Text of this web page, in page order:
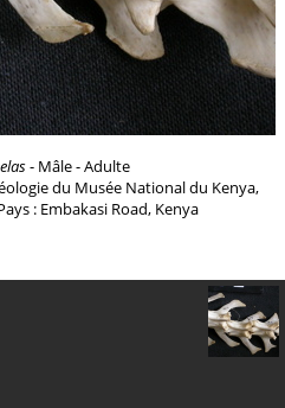
- Mâle - Adulte
du Musée National du Kenya,
: Embakasi Road, Kenya